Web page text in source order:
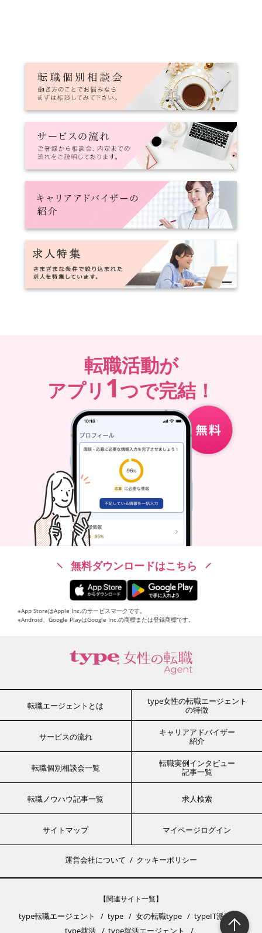
転職活動が
アプリ 1つで完結！
無料ダウンロードはこちら
※App StoreはApple Inc.のサービスマークです。
※Android、Google PlayはGoogle Inc.の商標または登録商標です。
転職エージェントとは
type女性の転職エージェント
の特徴
サービスの流れ
キャリアアドバイザー
紹介
転職個別相談会一覧
転職実例インタビュー
記事一覧
転職ノウハウ記事一覧 求人検索
サイトマップ マイページログイン
運営会社について クッキーポリシー
【関連サイト一覧】
type転職エージェント type 女の転職type
typeIT派遣
type就活
type就活エージェント